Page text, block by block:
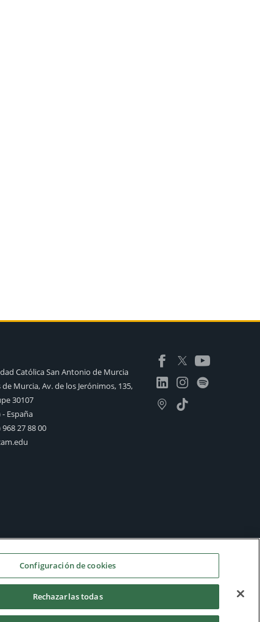
Católica San Antonio de Murcia
Murcia, Av. de los Jerónimos, 135,
30107
España
968 27 88 00
Configuración de cookies
Rechazarlas todas